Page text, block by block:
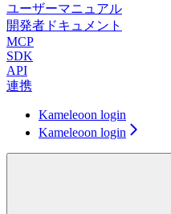
ユーザーマニュアル
開発者ドキュメント
MCP
SDK
API
連携
Kameleoon login
Kameleoon login